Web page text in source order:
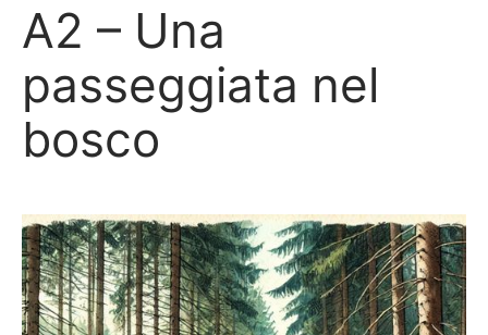
A2 – Una
passeggiata nel
bosco